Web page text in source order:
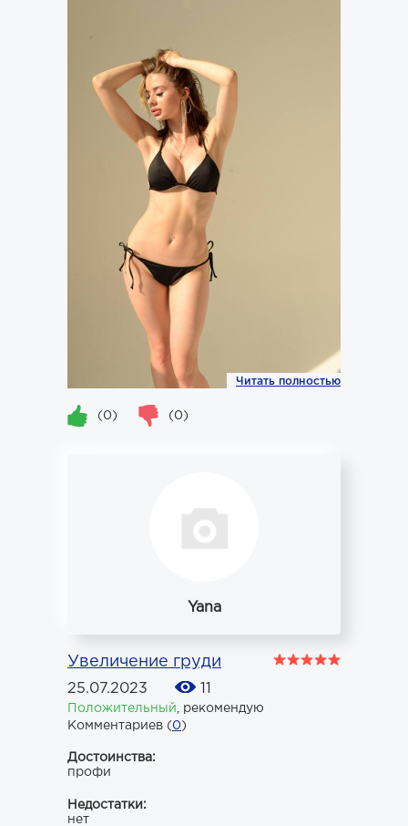
Читать полностью
(0) (0)
Yana
Увеличение груди
25.07.2023
Положительный
рекомендую
Комментариев (0)
Достоинства:
профи
Недостатки:
нет